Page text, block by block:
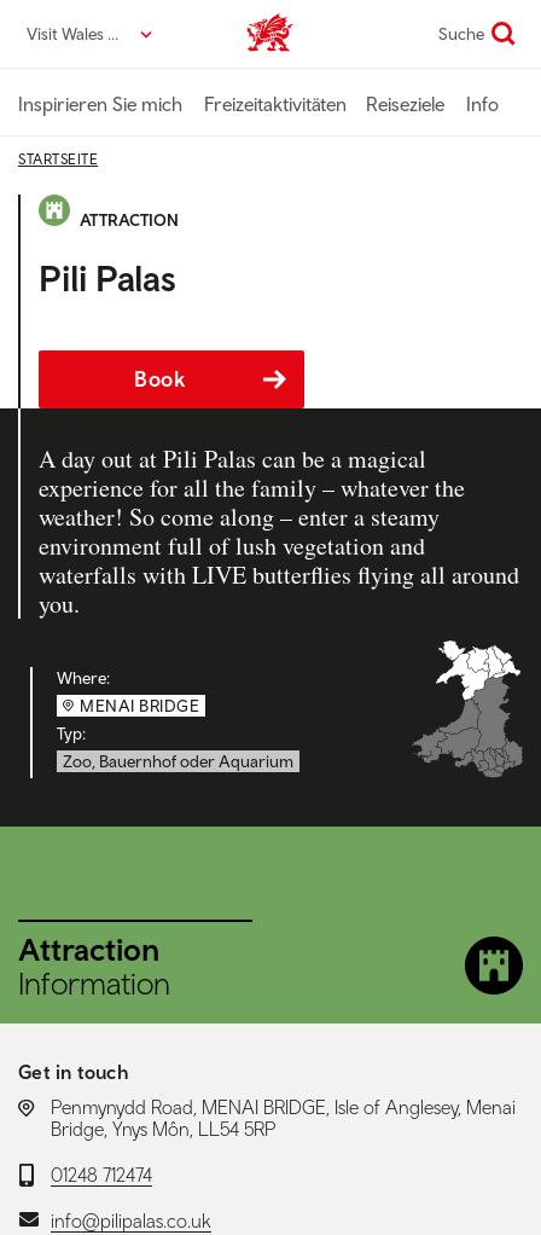
zumVisit Wales DE VisitWales home Suche
Inspirieren Sie mich Freizeitaktivitäten Reiseziele Info
STARTSEITE
ATTRACTION
Pili Palas
Book
A day out at Pili Palas can be a magical
experience for all the family – whatever the
weather! So come along – enter a steamy
environment full of lush vegetation and
waterfalls with LIVE butterflies flying all around
you.
Where:
MENAI BRIDGE
Typ:
Zoo, Bauernhof oder Aquarium
Attraction
Information
Get in touch
LOCATION:
Penmynydd Road, MENAI BRIDGE, Isle of Anglesey, Menai
Bridge, Ynys Môn, LL54 5RP
Telephone:
01248 712474
Email:info@pilipalas.co.uk